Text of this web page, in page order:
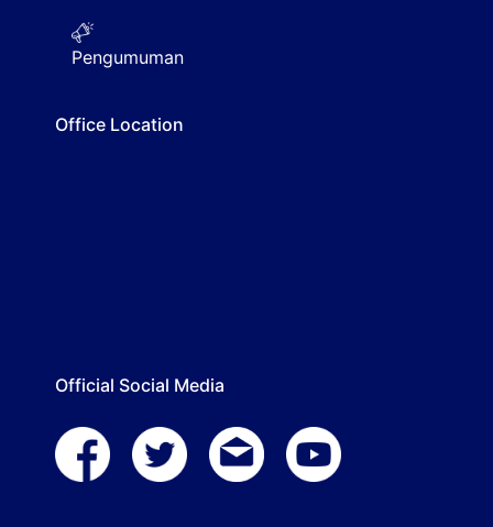
Pengumuman
Office Location
Official Social Media